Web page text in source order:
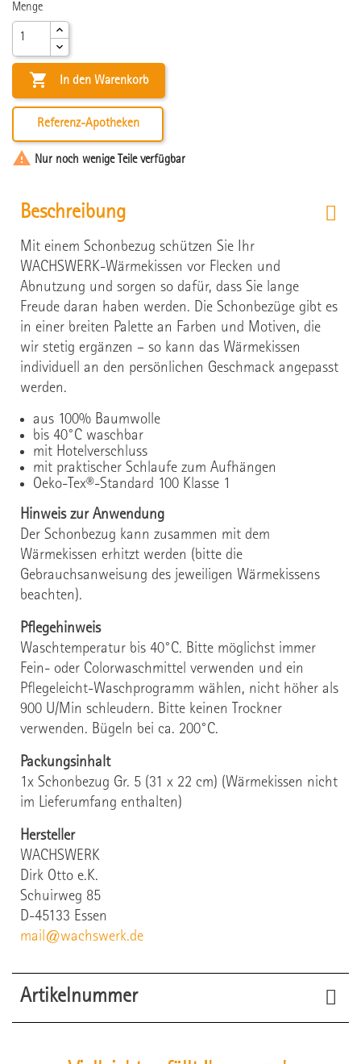
Menge
 In den Warenkorb
Referenz-Apotheken
 Nur noch wenige Teile verfügbar
Beschreibung
Mit einem Schonbezug schützen Sie Ihr
WACHSWERK-Wärmekissen vor Flecken und
Abnutzung und sorgen so dafür, dass Sie lange
Freude daran haben werden. Die Schonbezüge gibt es
in einer breiten Palette an Farben und Motiven, die
wir stetig ergänzen – so kann das Wärmekissen
individuell an den persönlichen Geschmack angepasst
werden.
aus 100% Baumwolle
bis 40°C waschbar
mit Hotelverschluss
mit praktischer Schlaufe zum Aufhängen
Oeko-Tex®-Standard 100 Klasse 1
Hinweis zur Anwendung
Der Schonbezug kann zusammen mit dem
Wärmekissen erhitzt werden (bitte die
Gebrauchsanweisung des jeweiligen Wärmekissens
beachten).
Pflegehinweis
Waschtemperatur bis 40°C. Bitte möglichst immer
Fein- oder Colorwaschmittel verwenden und ein
Pflegeleicht-Waschprogramm wählen, nicht höher als
900 U/Min schleudern. Bitte keinen Trockner
verwenden. Bügeln bei ca. 200°C.
Packungsinhalt
1x Schonbezug Gr. 5 (31 x 22 cm) (Wärmekissen nicht
im Lieferumfang enthalten)
Hersteller
WACHSWERK
Dirk Otto e.K.
Schuirweg 85
D-45133 Essen
mail@wachswerk.de
Artikelnummer